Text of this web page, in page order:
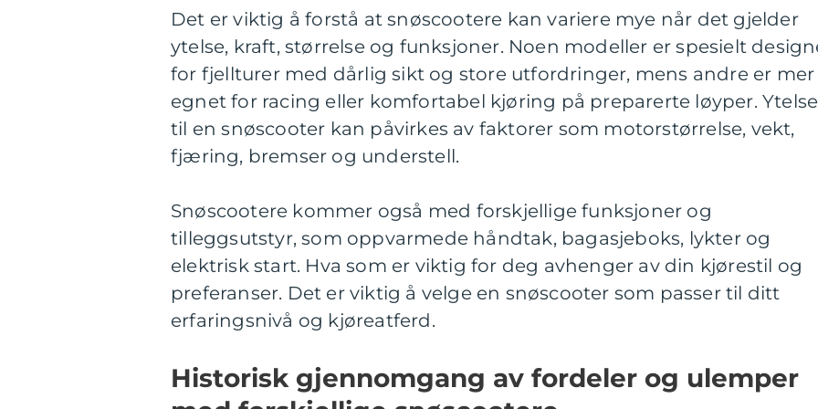
Det er viktig å forstå at snøscootere kan variere mye når det gjelder
ytelse, kraft, størrelse og funksjoner. Noen modeller er spesielt
for fjellturer med dårlig sikt og store utfordringer, mens andre er mer
egnet for racing eller komfortabel kjøring på preparerte løyper.
til en snøscooter kan påvirkes av faktorer som motorstørrelse, vekt,
fjæring, bremser og understell.
Snøscootere kommer også med forskjellige funksjoner og
tilleggsutstyr, som oppvarmede håndtak, bagasjeboks, lykter og
elektrisk start. Hva som er viktig for deg avhenger av din kjørestil og
preferanser. Det er viktig å velge en snøscooter som passer til ditt
erfaringsnivå og kjøreatferd.
Historisk gjennomgang av fordeler og ulemper